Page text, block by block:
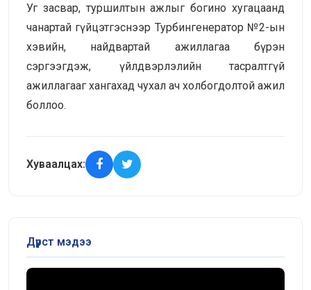
Уг засвар, туршилтын ажлыг богино хугацаанд
чанартай гүйцэтгэснээр Турбингенератор №2-ын
хэвийн, найдвартай ажиллагаа бүрэн
сэргээгдэж, үйлдвэрлэлийн тасралтгүй
ажиллагааг хангахад чухал ач холбогдолтой ажил
боллоо.
Хуваалцах:
Дүрст мэдээ